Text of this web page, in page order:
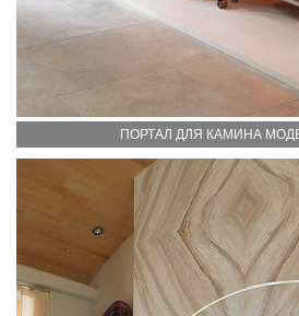
ПОРТАЛ ДЛЯ КАМИНА